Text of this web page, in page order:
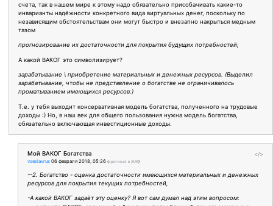
счета, так в нашем мире к этому надо обязательно присобачивать какие-то
инварианты надёжности конкретного вида виртуальных денег, поскольку по
независящим обстоятельствам они могут быстро и внезапно накрыться медным
тазом
прогнозирование их достаточности для покрытия будущих потребностей;
А какой ВАКОГ это символизирует?
зарабатывание \ приобретение материальных и денежных ресурсов. (Выделил
зарабатывание, чтобы не представление о богатстве не ограничивалось
проматыванием имеющихся ресурсов.)
Т.е. у тебя выходит консервативная модель богатства, полученного на трудовые
доходы :) Но, в наш век для общего пользования нужна модель богатства,
обязательно включающая инвестиционные доходы.
</>
Мой ВАКОГ Богатства
vseslavrus 06 февраля 2018, 05:26 (оригинал в ЖЖ)
--2. Богатство - оценка достаточности имеющихся материальных и денежных
ресурсов для покрытия текущих потребностей,
-А какой ВАКОГ задаёт эту оценку? Я вот сам думал над этим вопросом: